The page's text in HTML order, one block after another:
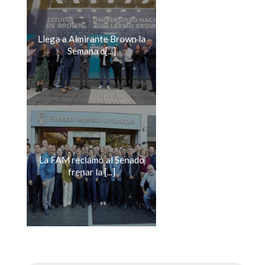
Llega a Almirante Brown la
Semana d[...]
La FAM reclamó al Senado
frenar la [...]